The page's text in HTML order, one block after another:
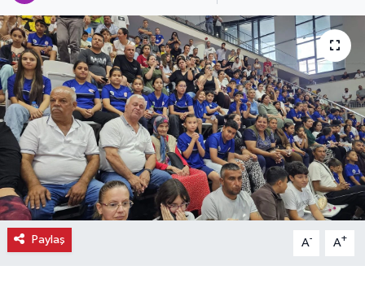
Paylaş A- A+
Eleman
Emlak
Gündem
Gurme
Haber
İlçe Haberleri